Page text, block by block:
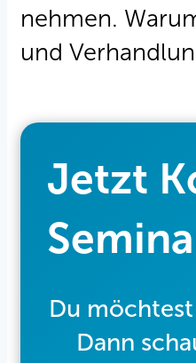
nehmen.
und
Jetzt
Du
Dann